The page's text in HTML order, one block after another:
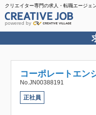
クリエイター専門の求人・転職エージェ
powered by
コーポレートエン
No.JN00388191
正社員